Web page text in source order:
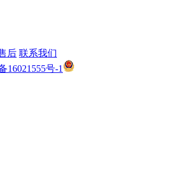
后 联系我们
16021555号-1